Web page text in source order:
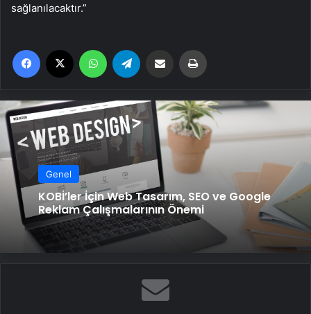
sağlanılacaktır.”
Facebook WhatsApp Email'den paylaş
Genel
KOBİ’ler İçin Web Tasarım, SEO ve Google
Reklam Çalışmalarının Önemi